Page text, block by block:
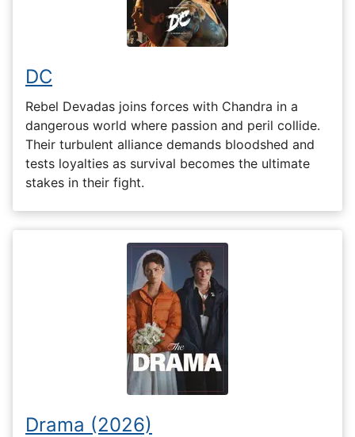
DC
Rebel Devadas joins forces with Chandra in a
dangerous world where passion and peril collide.
Their turbulent alliance demands bloodshed and
tests loyalties as survival becomes the ultimate
stakes in their fight.
Drama (2026)